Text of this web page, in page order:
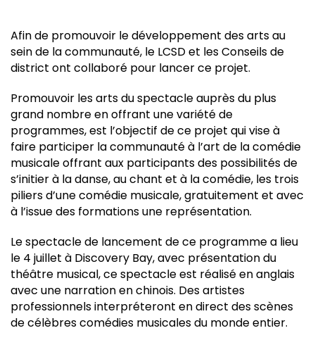
Afin de promouvoir le développement des arts au
sein de la communauté, le LCSD et les Conseils de
district ont collaboré pour lancer ce projet.
Promouvoir les arts du spectacle auprès du plus
grand nombre en offrant une variété de
programmes, est l’objectif de ce projet qui vise à
faire participer la communauté à l’art de la comédie
musicale offrant aux participants des possibilités de
s’initier à la danse, au chant et à la comédie, les trois
piliers d’une comédie musicale, gratuitement et avec
à l’issue des formations une représentation.
Le spectacle de lancement de ce programme a lieu
le 4 juillet à Discovery Bay, avec présentation du
théâtre musical, ce spectacle est réalisé en anglais
avec une narration en chinois. Des artistes
professionnels interpréteront en direct des scènes
de célèbres comédies musicales du monde entier.